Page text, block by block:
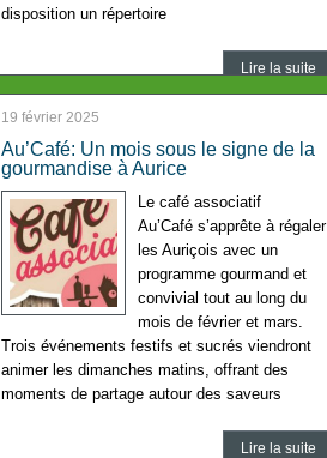
disposition un répertoire
Lire la suite
19 février 2025
Au’Café: Un mois sous le signe de la
gourmandise à Aurice
Le café associatif
Au’Café s’apprête à régaler
les Auriçois avec un
programme gourmand et
convivial tout au long du
mois de février et mars.
Trois événements festifs et sucrés viendront
animer les dimanches matins, offrant des
moments de partage autour des saveurs
Lire la suite